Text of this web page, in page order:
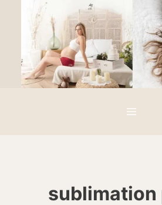
contenu
sublimation